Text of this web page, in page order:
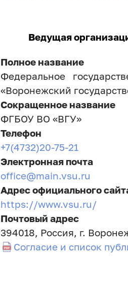
Ведущая
Полное название
Федеральное
«Воронежский
Сокращенное название
ФГБОУ ВО «ВГУ»
Телефон
+7(4732)20-75-21
Электронная почта
office@main.vsu.ru
Адрес официального
https://www.vsu.ru/
Почтовый адрес
394018, Россия, г.
Согласие и список